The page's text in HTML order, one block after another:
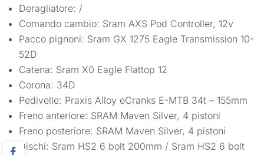
Deragliatore: /
Comando cambio: Sram AXS Pod Controller, 12v
Pacco pignoni: Sram GX 1275 Eagle Transmission 10-
52D
Catena: Sram X0 Eagle Flattop 12
Corona: 34D
Pedivelle: Praxis Alloy eCranks E-MTB 34t – 155mm
Freno anteriore: SRAM Maven Silver, 4 pistoni
Freno posteriore: SRAM Maven Silver, 4 pistoni
Dischi: Sram HS2 6 bolt 200mm / Sram HS2 6 bolt